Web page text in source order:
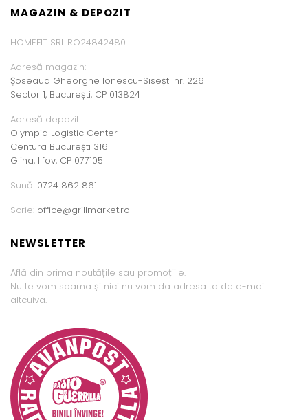
MAGAZIN & DEPOZIT
HOMEFIT SRL RO24842480
Adresă magazin:
Șoseaua Gheorghe Ionescu-Sisești nr. 226
Sector 1, București, CP 013824
Adresă depozit:
Olympia Logistic Center
Centura București 316
Glina, Ilfov, CP 077105
Sună: 0724 862 861
Scrie: office@grillmarket.ro
NEWSLETTER
Află din prima noutățile sau promoțiile.
Nu te vom spama și nici nu vom da adresa ta de e-mail
altcuiva.